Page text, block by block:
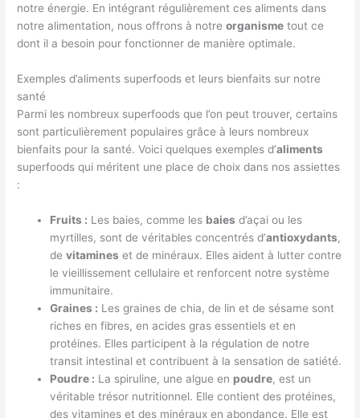
notre énergie. En intégrant régulièrement ces aliments dans
notre alimentation, nous offrons à notreorganisme tout ce
dont il a besoin pour fonctionner de manière optimale.
Exemples d’aliments superfoods et leurs bienfaits sur notre
santé
Parmi les nombreux superfoods que l’on peut trouver, certains
sont particulièrement populaires grâce à leurs nombreux
bienfaits pour la santé. Voici quelques exemples d’aliments
superfoods qui méritent une place de choix dans nos assiettes
:
Fruits : Les baies, comme les baies d’açai ou les
myrtilles, sont de véritables concentrés d’antioxydants,
devitamines et de minéraux. Elles aident à lutter contre
le vieillissement cellulaire et renforcent notre système
immunitaire.
Graines : Les graines de chia, de lin et de sésame sont
riches en fibres, en acides gras essentiels et en
protéines. Elles participent à la régulation de notre
transit intestinal et contribuent à la sensation de satiété.
Poudre : La spiruline, une algue en poudre, est un
véritable trésor nutritionnel. Elle contient des protéines,
des vitamines et des minéraux en abondance. Elle est